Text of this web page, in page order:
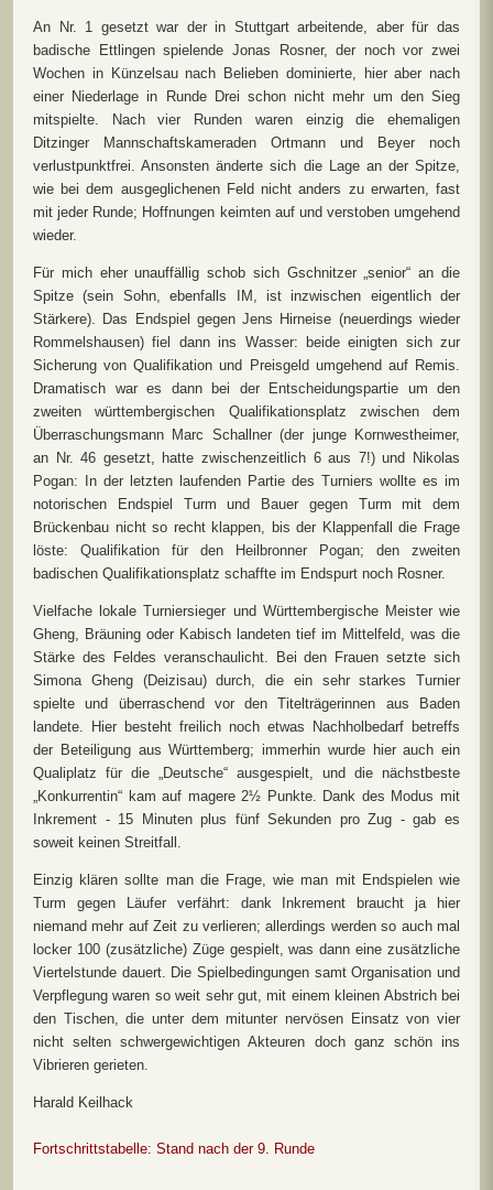
An Nr. 1 gesetzt war der in Stuttgart arbeitende, aber für das
badische Ettlingen spielende Jonas Rosner, der noch vor zwei
Wochen in Künzelsau nach Belieben dominierte, hier aber nach
einer Niederlage in Runde Drei schon nicht mehr um den Sieg
mitspielte. Nach vier Runden waren einzig die ehemaligen
Ditzinger Mannschaftskameraden Ortmann und Beyer noch
verlustpunktfrei. Ansonsten änderte sich die Lage an der Spitze,
wie bei dem ausgeglichenen Feld nicht anders zu erwarten, fast
mit jeder Runde; Hoffnungen keimten auf und verstoben umgehend
wieder.
Für mich eher unauffällig schob sich Gschnitzer „senior“ an die
Spitze (sein Sohn, ebenfalls IM, ist inzwischen eigentlich der
Stärkere). Das Endspiel gegen Jens Hirneise (neuerdings wieder
Rommelshausen) fiel dann ins Wasser: beide einigten sich zur
Sicherung von Qualifikation und Preisgeld umgehend auf Remis.
Dramatisch war es dann bei der Entscheidungspartie um den
zweiten württembergischen Qualifikationsplatz zwischen dem
Überraschungsmann Marc Schallner (der junge Kornwestheimer,
an Nr. 46 gesetzt, hatte zwischenzeitlich 6 aus 7!) und Nikolas
Pogan: In der letzten laufenden Partie des Turniers wollte es im
notorischen Endspiel Turm und Bauer gegen Turm mit dem
Brückenbau nicht so recht klappen, bis der Klappenfall die Frage
löste: Qualifikation für den Heilbronner Pogan; den zweiten
badischen Qualifikationsplatz schaffte im Endspurt noch Rosner.
Vielfache lokale Turniersieger und Württembergische Meister wie
Gheng, Bräuning oder Kabisch landeten tief im Mittelfeld, was die
Stärke des Feldes veranschaulicht. Bei den Frauen setzte sich
Simona Gheng (Deizisau) durch, die ein sehr starkes Turnier
spielte und überraschend vor den Titelträgerinnen aus Baden
landete. Hier besteht freilich noch etwas Nachholbedarf betreffs
der Beteiligung aus Württemberg; immerhin wurde hier auch ein
Qualiplatz für die „Deutsche“ ausgespielt, und die nächstbeste
„Konkurrentin“ kam auf magere 2½ Punkte. Dank des Modus mit
Inkrement - 15 Minuten plus fünf Sekunden pro Zug - gab es
soweit keinen Streitfall.
Einzig klären sollte man die Frage, wie man mit Endspielen wie
Turm gegen Läufer verfährt: dank Inkrement braucht ja hier
niemand mehr auf Zeit zu verlieren; allerdings werden so auch mal
locker 100 (zusätzliche) Züge gespielt, was dann eine zusätzliche
Viertelstunde dauert. Die Spielbedingungen samt Organisation und
Verpflegung waren so weit sehr gut, mit einem kleinen Abstrich bei
den Tischen, die unter dem mitunter nervösen Einsatz von vier
nicht selten schwergewichtigen Akteuren doch ganz schön ins
Vibrieren gerieten.
Harald Keilhack
Fortschrittstabelle: Stand nach der 9. Runde